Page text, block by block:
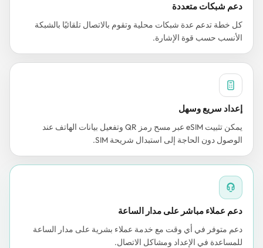
دعم شبكات متعددة
كل خطة تدعم عدة شبكات محلية وتقوم بالاتصال تلقائيًا بالشبكة
الأنسب حسب قوة الإشارة.
إعداد سريع وسهل
يمكن تثبيت eSIM عبر مسح رمز QR وتفعيل بيانات الهاتف عند
الوصول دون الحاجة إلى استبدال شريحة SIM.
دعم عملاء مباشر على مدار الساعة
دعم متوفر في أي وقت مع خدمة عملاء بشرية على مدار الساعة
للمساعدة في الإعداد ومشاكل الاتصال.